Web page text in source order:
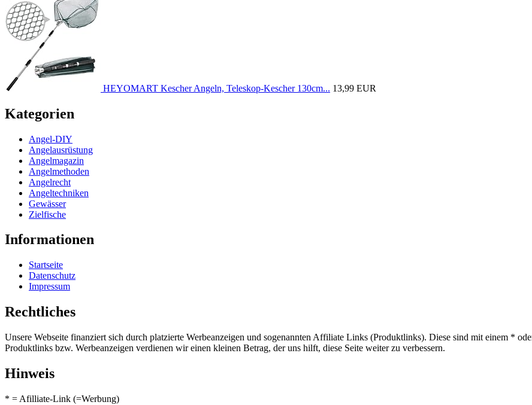
HEYOMART Kescher Angeln, Teleskop-Kescher 130cm... 13,99 EUR
Kategorien
Angel-DIY
Angelausrüstung
Angelmagazin
Angelmethoden
Angelrecht
Angeltechniken
Gewässer
Zielfische
Informationen
Startseite
Datenschutz
Impressum
Rechtliches
Unsere Webseite finanziert sich durch platzierte Werbeanzeigen und sogenannten Affiliate Links (Produktlinks). Diese sind mit einem *
Produktlinks bzw. Werbeanzeigen verdienen wir einen kleinen Betrag, der uns hilft, diese Seite weiter zu verbessern.
Hinweis
* = Afilliate-Link (=Werbung)